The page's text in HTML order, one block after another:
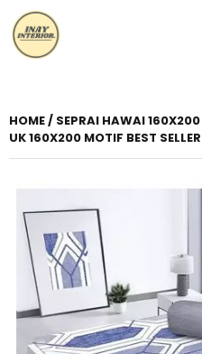
HOME/ SEPRAI HAWAI 160X200
UK 160X200 MOTIF BEST SELLER